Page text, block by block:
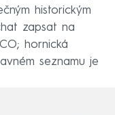
historickým
zapsat na
hornická
seznamu je